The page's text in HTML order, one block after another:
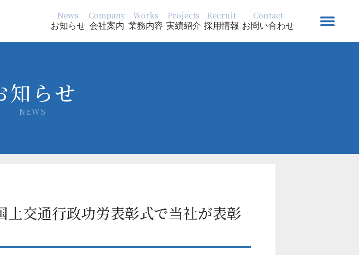
News
お知らせ
Company
会社案内
Works
業務内容
Projects
実績紹介
Recruit
採用情報
Contact
お問い合わせ
知らせ
NEWS
交通行政功労表彰式で当社が表彰